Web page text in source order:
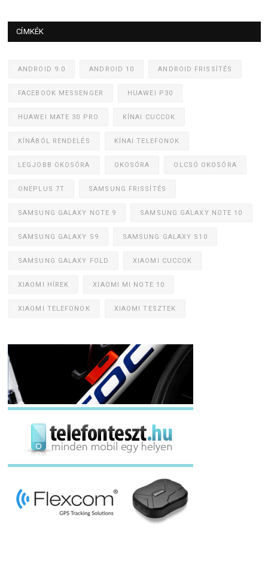
CÍMKÉK
ANDROID 9.0 ANDROID 10 ANDROID FRISSÍTÉS
FACEBOOK MESSENGER HUAWEI P30
HUAWEI MATE 30 PRO KÍNAI CUCCOK
KÍNÁBÓL RENDELÉS KÍNAI TELEFONOK
LEGJOBB OKOSÓRA OKOSÓRA OLCSÓ OKOSÓRA
ONEPLUS 7T SAMSUNG FRISSÍTÉS
SAMSUNG GALAXY NOTE 9 SAMSUNG GALAXY NOTE 10
SAMSUNG GALAXY S9 SAMSUNG GALAXY S10
SAMSUNG GALAXY FOLD XIAOMI CUCCOK
XIAOMI HÍREK XIAOMI MI NOTE 10
XIAOMI TELEFONOK XIAOMI TESZTEK